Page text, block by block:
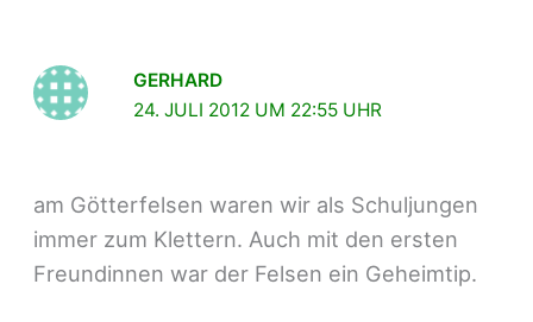
GERHARD
24. JULI 2012 UM 22:55 UHR
am Götterfelsen waren wir als Schuljungen
immer zum Klettern. Auch mit den ersten
Freundinnen war der Felsen ein Geheimtip.